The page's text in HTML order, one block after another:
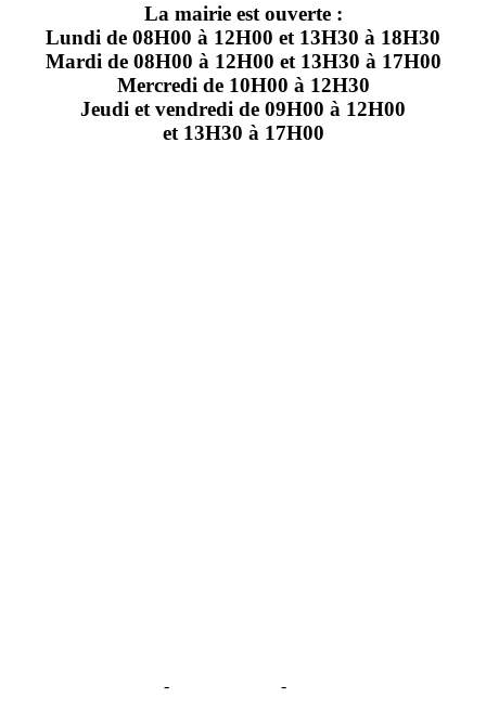
La mairie est ouverte :
Lundi de 08H00 à 12H00 et 13H30 à 18H30
Mardi de 08H00 à 12H00 et 13H30 à 17H00
Mercredi de 10H00 à 12H30
Jeudi et vendredi de 09H00 à 12H00
et 13H30 à 17H00
- -